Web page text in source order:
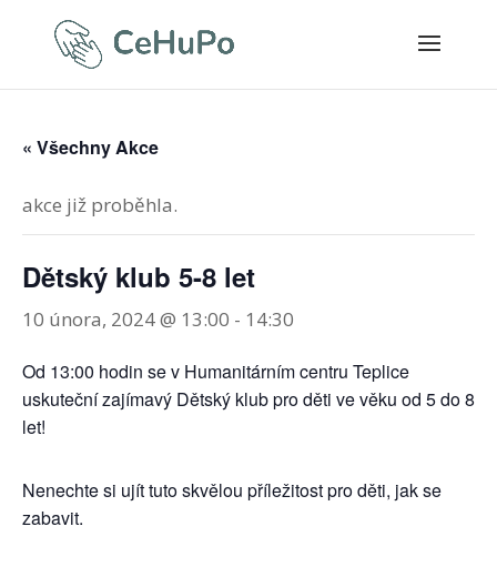
« Všechny Akce
akce již proběhla.
Dětský klub 5-8 let
10 února, 2024 @ 13:00 - 14:30
Od 13:00 hodin se v Humanitárním centru Teplice
uskuteční zajímavý Dětský klub pro děti ve věku od 5 do 8
let!
Nenechte si ujít tuto skvělou příležitost pro děti, jak se
zabavit.